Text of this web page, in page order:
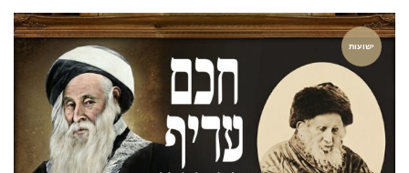
ישועות